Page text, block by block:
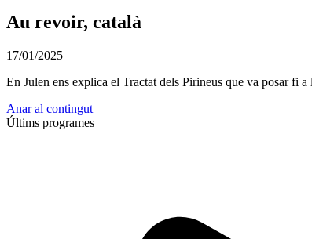
Au revoir, català
17/01/2025
En Julen ens explica el Tractat dels Pirineus que va posar fi
Anar al contingut
Últims programes